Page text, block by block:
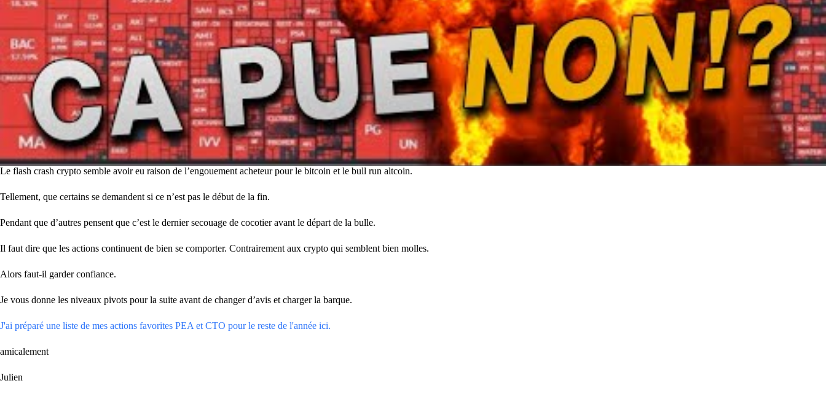
Le flash crash crypto semble avoir eu raison de l’engouement acheteur pour le bitcoin et le bull run altcoin.
Tellement, que certains se demandent si ce n’est pas le début de la fin.
Pendant que d’autres pensent que c’est le dernier secouage de cocotier avant le départ de la bulle.
Il faut dire que les actions continuent de bien se comporter. Contrairement aux crypto qui semblent bien molles.
Alors faut-il garder confiance.
Je vous donne les niveaux pivots pour la suite avant de changer d’avis et charger la barque.
J'ai préparé une liste de mes actions favorites PEA et CTO pour le reste de l'année ici.
amicalement
Julien